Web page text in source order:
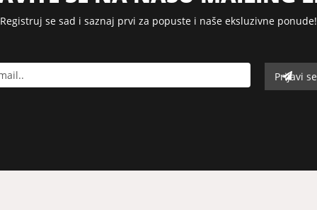
Registruj se sad i saznaj prvi za popuste i naše eksluzivne ponude!